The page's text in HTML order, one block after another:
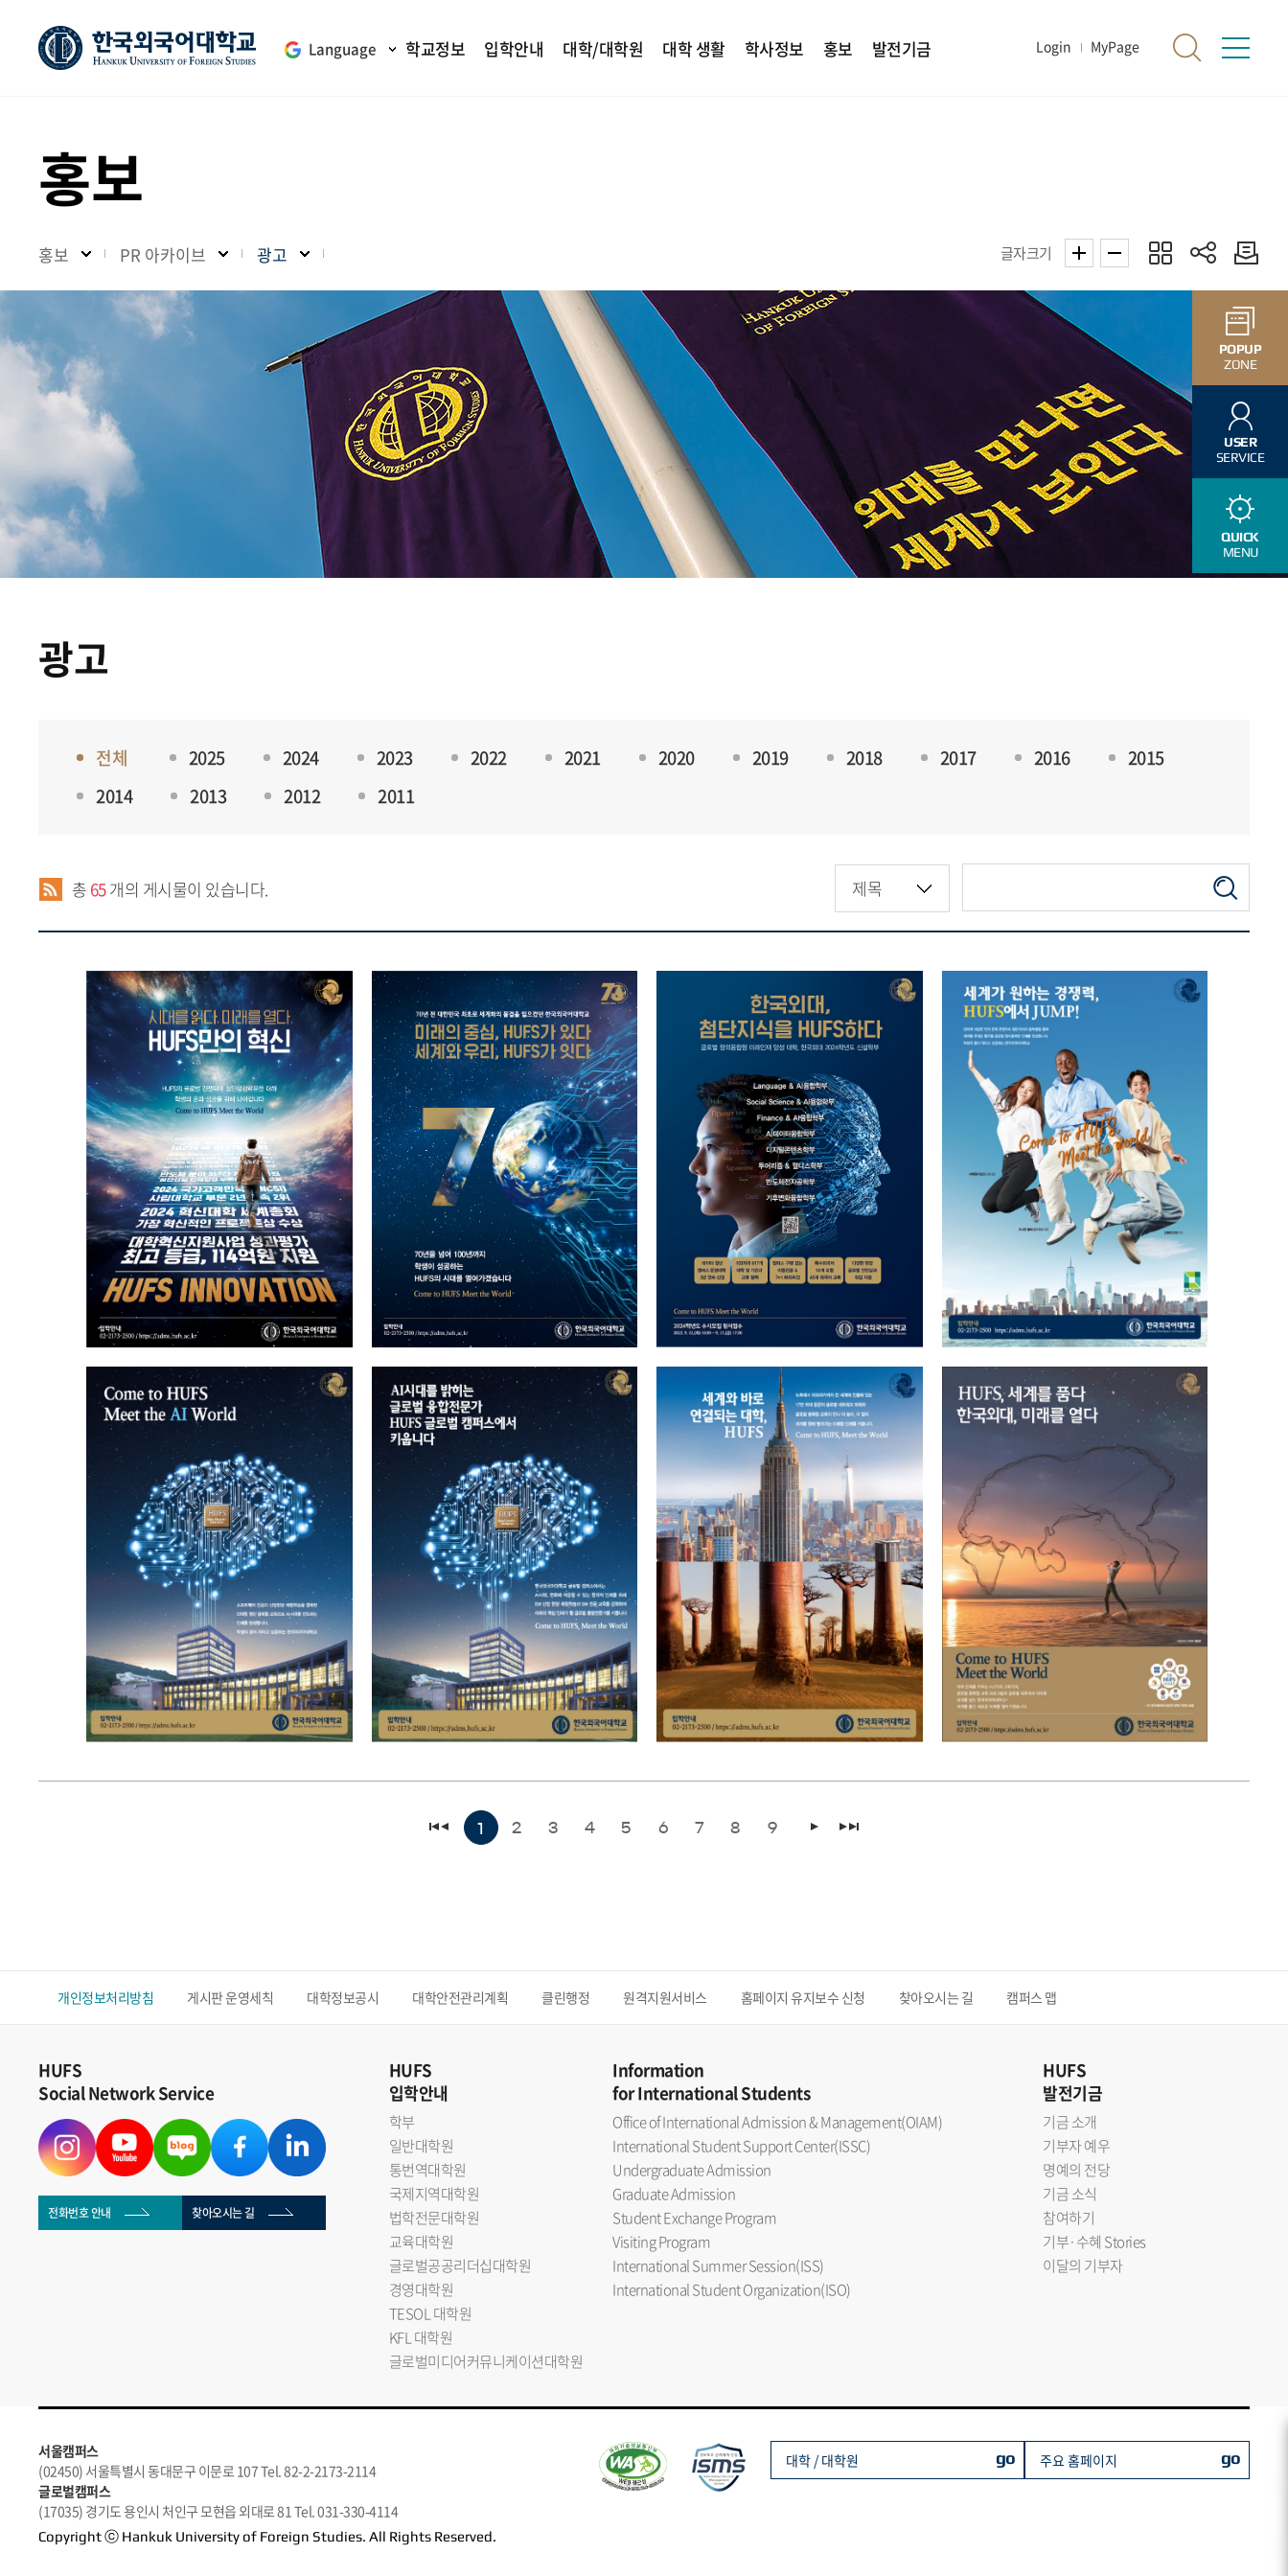
Language 학교정보 입학안내 대학/대학원 대학 생활 학사정보 홍보 발전기금 Login MyPage
POPUP
ZONE
USER
SERVICE
QUICK
MENU
홍보
홍보 PR 아카이브 광고 글자크기
광고
전체 2025 2024 2023 2022 2021 2020 2019 2018 2017 2016
2015
2014
2013 2012 2011
총 65개의 게시물이 있습니다.
HUFS만의 혁신
2025.06.05
홍보실
미래의 중심, HUFS가
있다 세계와 우리,
HUFS가 잇다
2024.04.30
총관리자
한국외대, 첨단지식을
HUFS하다
2023.09.13
총관리자
HUFS에서 JUMP!
2023.09.13
총관리자
Meet the AI World!
2023.09.13
총관리자
AI시대의 핵심인재
2023.09.13
총관리자
아프리카에서 뉴욕까지
2023.09.13
총관리자
세계를 담는 그물 -
여명편
2023.09.13
총관리자
1 2 3 4 5 6 7 8 9
개인정보처리방침 게시판 운영세칙 대학정보공시 대학안전관리계획 클린행정 원격지원서비스 홈페이지 유지보수 신청 찾아오시는 길 캠퍼스 맵
HUFS
Social Network Service
전화번호 안내 찾아오시는 길
HUFS
입학안내
학부
일반대학원
통번역대학원
국제지역대학원
법학전문대학원
교육대학원
글로벌공공리더십대학원
경영대학원
TESOL 대학원
KFL 대학원
글로벌미디어커뮤니케이션대학원
Information
for International Students
Office of International Admission & Management(OIAM)
International Student Support Center(ISSC)
Undergraduate Admission
Graduate Admission
Student Exchange Program
Visiting Program
International Summer Session(ISS)
International Student Organization(ISO)
HUFS
발전기금
기금 소개
기부자 예우
명예의 전당
기금 소식
참여하기
기부·수혜 Stories
이달의 기부자
서울캠퍼스
(02450) 서울특별시 동대문구 이문로 107 Tel. 82-2-2173-2114
글로벌캠퍼스
(17035) 경기도 용인시 처인구 모현읍 외대로 81 Tel. 031-330-4114
Copyright ⓒ Hankuk University of Foreign Studies. All Rights Reserved.
대학 / 대학원 go 주요 홈페이지 go